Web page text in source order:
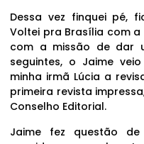
Dessa vez finquei pé,
Voltei pra Brasília com
com a missão de dar
seguintes, o Jaime
minha irmã Lúcia a
primeira revista
Conselho Editorial.
Jaime fez questão